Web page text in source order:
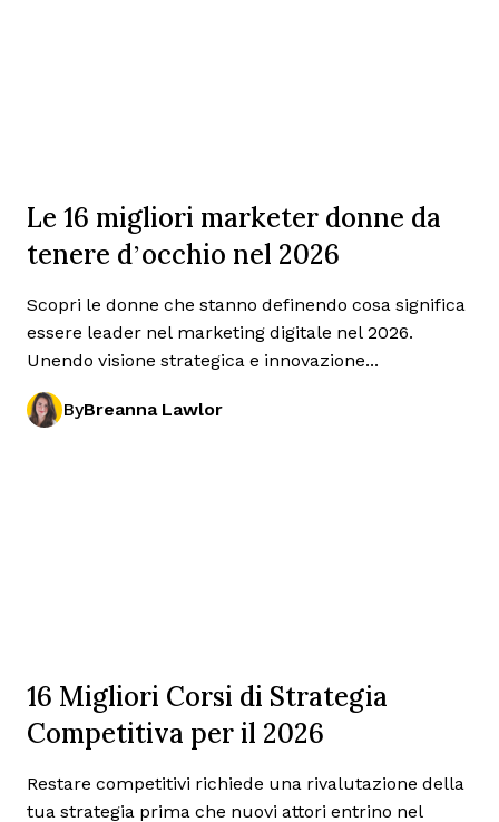
Le 16 migliori marketer donne da
tenere d’occhio nel 2026
Scopri le donne che stanno definendo cosa significa
essere leader nel marketing digitale nel 2026.
Unendo visione strategica e innovazione...
ByBreanna Lawlor
16 Migliori Corsi di Strategia
Competitiva per il 2026
Restare competitivi richiede una rivalutazione della
tua strategia prima che nuovi attori entrino nel